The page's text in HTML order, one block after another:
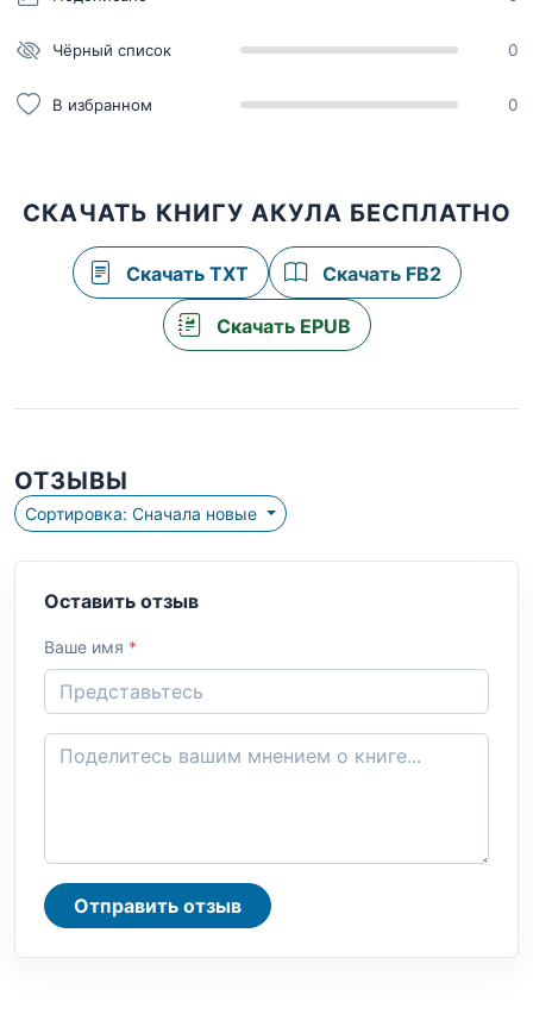
Чёрный список 0
В избранном 0
СКАЧАТЬ КНИГУ АКУЛА БЕСПЛАТНО
Скачать TXT Скачать FB2
Скачать EPUB
ОТЗЫВЫ
Сортировка: Сначала новые
Оставить отзыв
Ваше имя *
Отправить отзыв